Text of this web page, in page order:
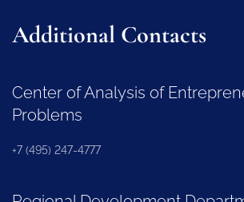
Additional Contacts
Center of Analysis of
Problems
+7 (495) 247-4777